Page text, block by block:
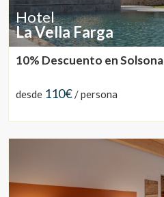
Hotel
La Vella Farga
10% Descuento en Solsona
desde 110€/ persona